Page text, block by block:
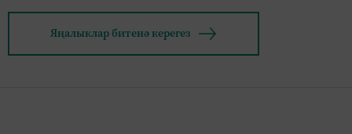
Яңалыклар битенә керегез